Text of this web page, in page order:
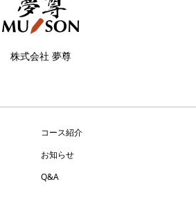
株式会社 夢尊
コース紹介
お知らせ
Q&A